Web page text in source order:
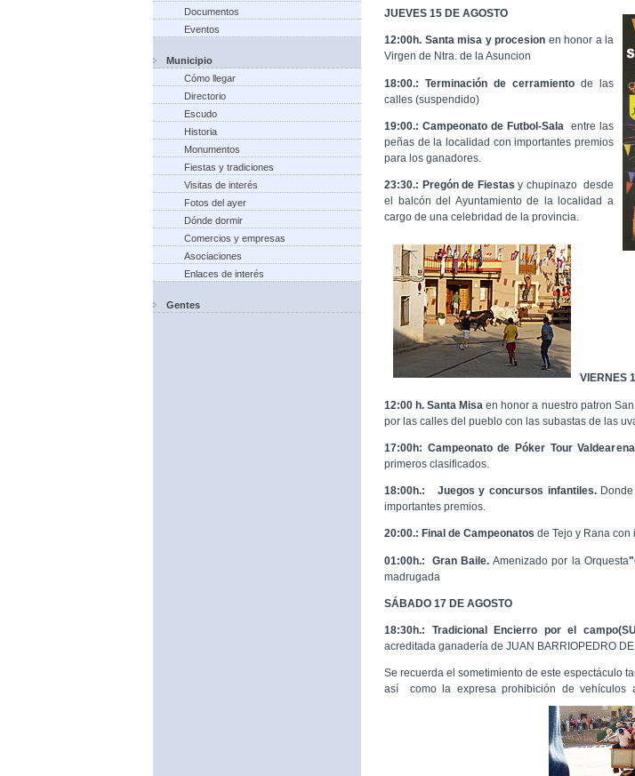
Documentos
Eventos
Municipio
Cómo llegar
Directorio
Escudo
Historia
Monumentos
Fiestas y tradiciones
Visitas de interés
Fotos del ayer
Dónde dormir
Comercios y empresas
Asociaciones
Enlaces de interés
Gentes
JUEVES 15 DE AGOSTO
12:00h. Santa misa y procesion en honor a la
Virgen de Ntra. de la Asuncion
18:00.: Terminación de cerramiento de las
calles (suspendido)
19:00.: Campeonato de Futbol-Sala entre las
peñas de la localidad con importantes premios
para los ganadores.
23:30.: Pregón de Fiestasy chupinazo desde
el balcón del Ayuntamiento de la localidad a
cargo de una celebridad de la provincia.
VIERNES
12:00 h. Santa Misa en honor a nuestro patron
por las calles del pueblo con las subastas de las
17:00h: Campeonato de Póker Tour
primeros clasificados.
18:00h.: Juegos y concursos infantiles.Donde
importantes premios.
20:00.: Final de Campeonatos de Tejo y Rana con
01:00h.: Gran Baile.Amenizado por la Orquesta
madrugada
SÁBADO 17 DE AGOSTO
18:30h.: Tradicional Encierro por el
acreditada ganadería de JUAN BARRIOPEDRO
Se recuerda el sometimiento de este espectáculo
así como la expresa prohibición de vehículos